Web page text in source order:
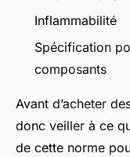
Inflammabilité
Spécification
composants
Avant d’acheter
donc veiller à ce
de cette norme